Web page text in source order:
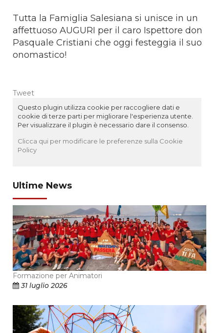
Tutta la Famiglia Salesiana si unisce in un
affettuoso AUGURI per il caro Ispettore don
Pasquale Cristiani che oggi festeggia il suo
onomastico!
Tweet
Questo plugin utilizza cookie per raccogliere dati e
cookie di terze parti per migliorare l'esperienza utente.
Per visualizzare il plugin è necessario dare il consenso.
Clicca qui per modificare le preferenze sulla Cookie
Policy
Ultime News
Formazione per Animatori
31 luglio 2026